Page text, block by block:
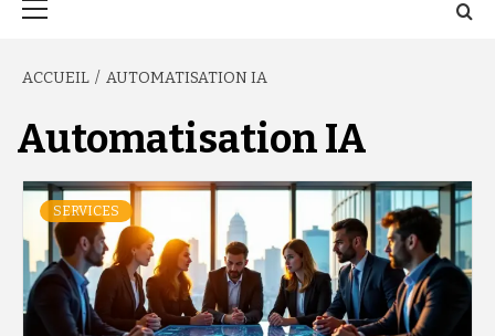
ACCUEIL AUTOMATISATION IA
Automatisation IA
SERVICES